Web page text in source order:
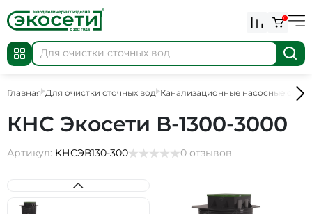
0
Главная Для очистки сточных вод Канализационные насосные
КНС Экосети В-1300-3000
Артикул: КНСЭВ130-300 0 отзывов